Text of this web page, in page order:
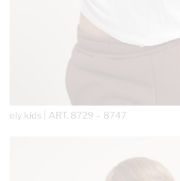
ely kids | ART. 8729 – 8747